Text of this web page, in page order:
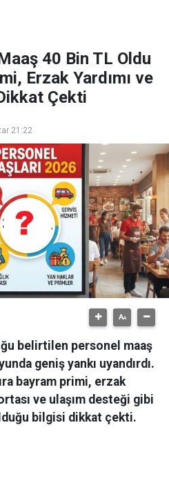
40 Bin TL Oldu
Erzak Yardımı ve
Çekti
21:22
belirtilen personel maaş
geniş yankı uyandırdı.
bayram primi, erzak
ve ulaşım desteği gibi
bilgisi dikkat çekti.